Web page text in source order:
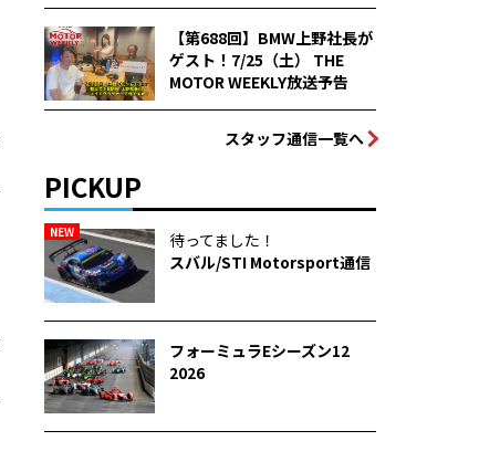
【第688回】BMW上野社長が
ゲスト！7/25（土） THE
MOTOR WEEKLY放送予告
スタッフ通信一覧へ
PICKUP
NEW
待ってました！
スバル/STI Motorsport通信
フォーミュラEシーズン12
2026